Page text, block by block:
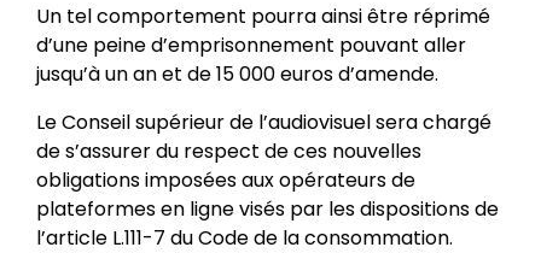
Un tel comportement pourra ainsi être réprimé
d’une peine d’emprisonnement pouvant aller
jusqu’à un an et de 15 000 euros d’amende.
Le Conseil supérieur de l’audiovisuel sera chargé
de s’assurer du respect de ces nouvelles
obligations imposées aux opérateurs de
plateformes en ligne visés par les dispositions de
l’article L.111-7 du Code de la consommation.